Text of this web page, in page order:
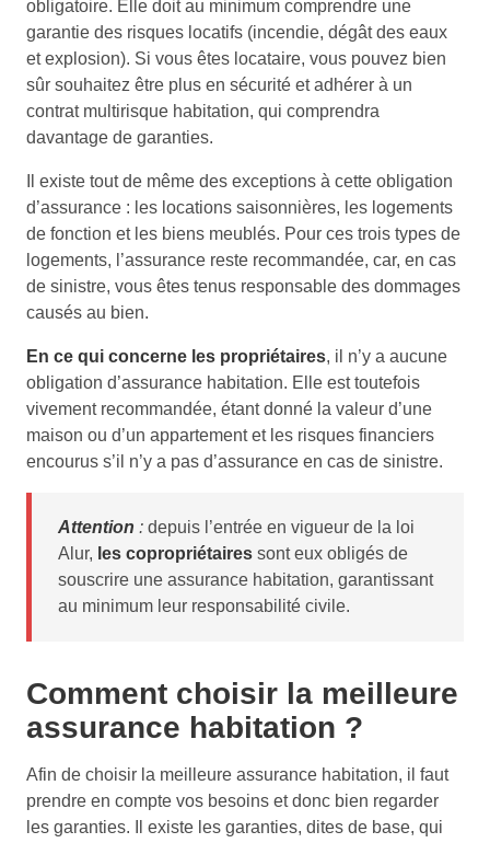
obligatoire. Elle doit au minimum comprendre une
garantie des risques locatifs (incendie, dégât des eaux
et explosion). Si vous êtes locataire, vous pouvez bien
sûr souhaitez être plus en sécurité et adhérer à un
contrat multirisque habitation, qui comprendra
davantage de garanties.
Il existe tout de même des exceptions à cette obligation
d’assurance : les locations saisonnières, les logements
de fonction et les biens meublés. Pour ces trois types de
logements, l’assurance reste recommandée, car, en cas
de sinistre, vous êtes tenus responsable des dommages
causés au bien.
En ce qui concerne les propriétaires, il n’y a aucune
obligation d’assurance habitation. Elle est toutefois
vivement recommandée, étant donné la valeur d’une
maison ou d’un appartement et les risques financiers
encourus s’il n’y a pas d’assurance en cas de sinistre.
Attention : depuis l’entrée en vigueur de la loi
Alur, les copropriétaires sont eux obligés de
souscrire une assurance habitation, garantissant
au minimum leur responsabilité civile.
Comment choisir la meilleure
assurance habitation ?
Afin de choisir la meilleure assurance habitation, il faut
prendre en compte vos besoins et donc bien regarder
les garanties. Il existe les garanties, dites de base, qui